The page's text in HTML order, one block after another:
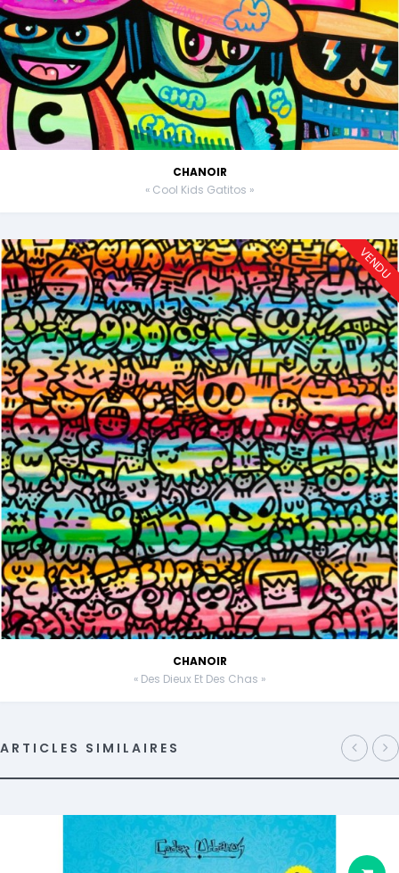
CHANOIR
« Cool Kids Gatitos »
VENDU
CHANOIR
« Des Dieux Et Des Chas »
ARTICLES SIMILAIRES